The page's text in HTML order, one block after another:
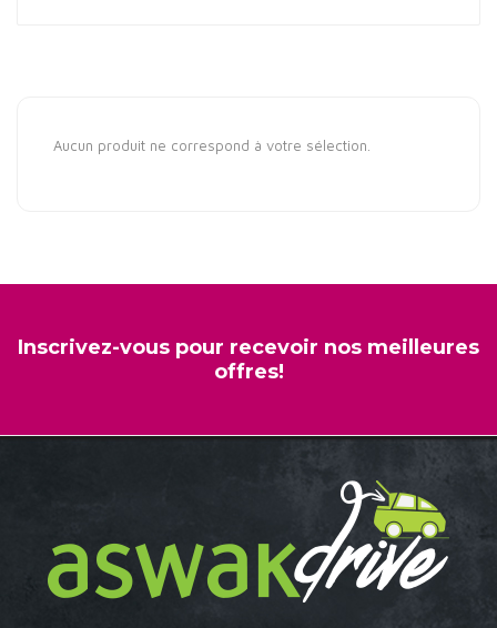
Aucun produit ne correspond à votre sélection.
Inscrivez-vous pour recevoir nos meilleures
offres!